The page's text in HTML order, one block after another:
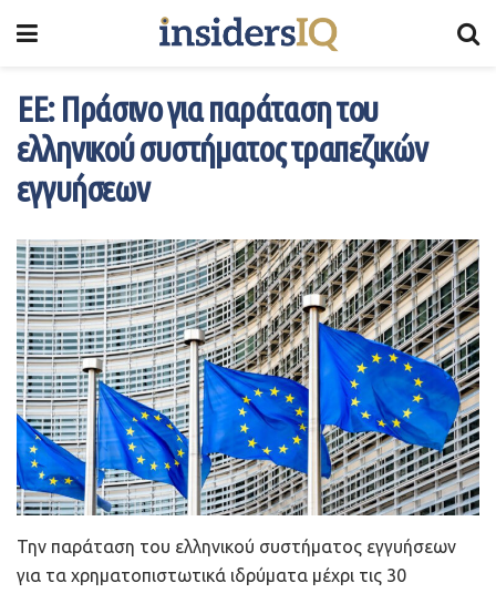
ΕΕ: Πράσινο για παράταση του
ελληνικού συστήματος τραπεζικών
εγγυήσεων
Την παράταση του ελληνικού συστήματος εγγυήσεων
για τα χρηματοπιστωτικά ιδρύματα μέχρι τις 30